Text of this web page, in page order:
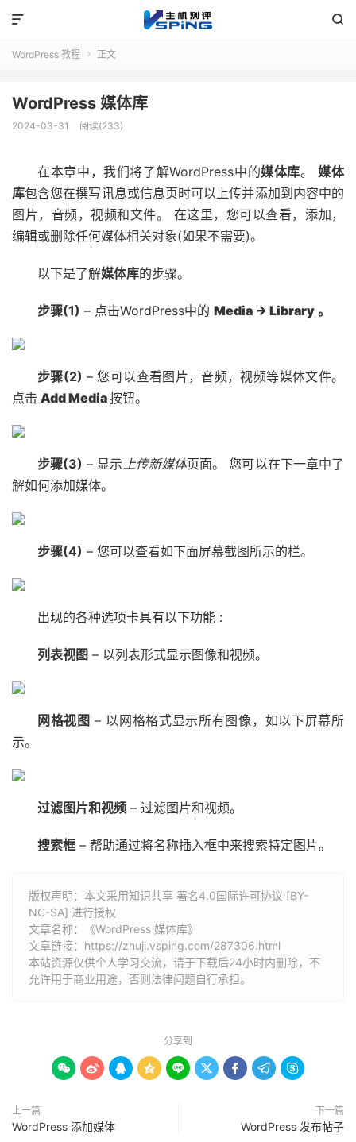


WordPress 教程  正文
WordPress 媒体库
2024-03-31 阅读(233)
在本章中，我们将了解WordPress中的媒体库。
媒体
库包含您在撰写讯息或信息页时可以上传并添加到内容中的
图片，音频，视频和文件。
在这里，您可以查看，添加，
编辑或删除任何媒体相关对象(如果不需要)。
以下是了解媒体库的步骤。
步骤(1) – 点击WordPress中的 Media → Library 。
步骤(2) – 您可以查看图片，音频，视频等媒体文件。
点击 Add Media按钮。
步骤(3) – 显示上传新媒体页面。
您可以在下一章中了
解如何添加媒体。
步骤(4) – 您可以查看如下面屏幕截图所示的栏。
出现的各种选项卡具有以下功能 :
列表视图 – 以列表形式显示图像和视频。
网格视图 – 以网格格式显示所有图像，如以下屏幕所
示。
过滤图片和视频 – 过滤图片和视频。
搜索框 – 帮助通过将名称插入框中来搜索特定图片。
版权声明：本文采用知识共享 署名4.0国际许可协议 [BY-
NC-SA] 进行授权
文章名称：《WordPress 媒体库》
文章链接： https://zhuji.vsping.com/287306.html
本站资源仅供个人学习交流，请于下载后24小时内删除，不
允许用于商业用途，否则法律问题自行承担。
分享到
        
上一篇
WordPress 添加媒体
下一篇
WordPress 发布帖子